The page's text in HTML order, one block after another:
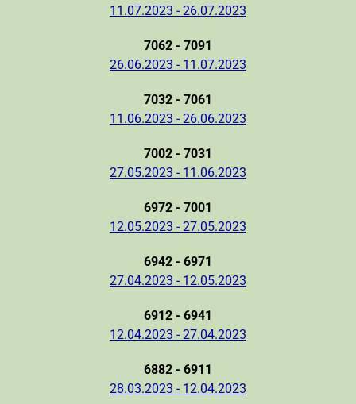
11.07.2023 - 26.07.2023
7062 - 7091
26.06.2023 - 11.07.2023
7032 - 7061
11.06.2023 - 26.06.2023
7002 - 7031
27.05.2023 - 11.06.2023
6972 - 7001
12.05.2023 - 27.05.2023
6942 - 6971
27.04.2023 - 12.05.2023
6912 - 6941
12.04.2023 - 27.04.2023
6882 - 6911
28.03.2023 - 12.04.2023